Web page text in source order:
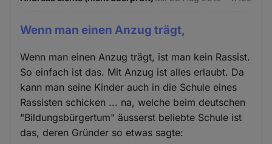
Wenn man einen Anzug trägt,
Wenn man einen Anzug trägt, ist man kein Rassist.
So einfach ist das. Mit Anzug ist alles erlaubt. Da
kann man seine Kinder auch in die Schule eines
Rassisten schicken ... na, welche beim deutschen
"Bildungsbürgertum" äusserst beliebte Schule ist
das, deren Gründer so etwas sagte: